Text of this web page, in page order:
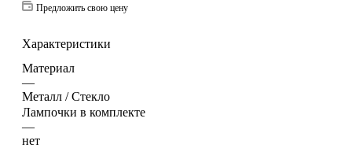
Предложить свою цену
Характеристики
Материал
—
Металл / Стекло
Лампочки в комплекте
—
нет